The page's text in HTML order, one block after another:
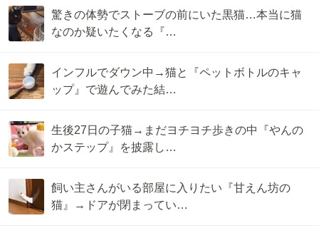
驚きの体勢でストーブの前にいた黒猫…本当に猫
なのか疑いたくなる『…
インフルでダウン中→猫と『ペットボトルのキャ
ップ』で遊んでみた結…
生後27日の子猫→まだヨチヨチ歩きの中『やんの
かステップ』を披露し…
飼い主さんがいる部屋に入りたい『甘えん坊の
猫』→ドアが閉まってい…